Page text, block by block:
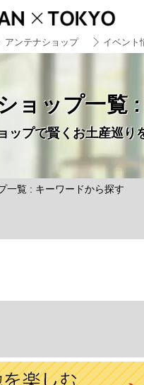
アンテナショップ イベント
ョップ一覧
ップで賢くお土産巡り
一覧 : キーワードから探す